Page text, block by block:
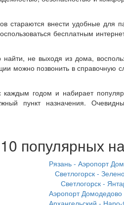
стараются внести удобные для
бесплатным
не выходя из дома,
можно позвонить в справочную
каждым годом и набирает
пункт назначения.
10 популярных
Рязань - Аэропорт
Светлогорск -
Светлогорск -
Аэропорт Домодедово
Архангельский -